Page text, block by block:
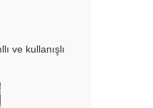
ve kullanışlı